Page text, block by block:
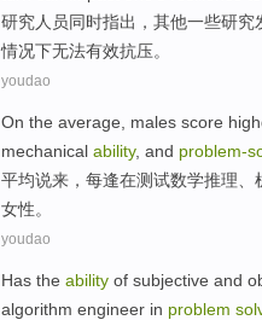
研究人员同时指出 ， 其他一些研究
情况下无法有效抗压。
youdao
On the average males score
mechanical ability, and problem-
平均说来， 每逢在测试数学推理
女性。
youdao
Has the ability of subjective and
algorithm engineer in problem